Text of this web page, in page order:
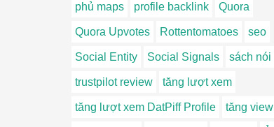
phủ maps profile backlink Quora
Quora Upvotes Rottentomatoes seo
Social Entity Social Signals sách nói
trustpilot review tăng lượt xem
tăng lượt xem DatPiff Profile tăng view